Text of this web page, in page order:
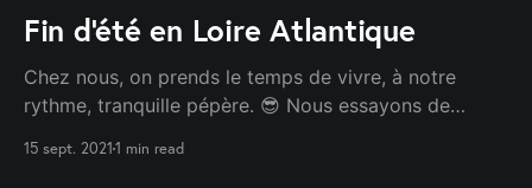
Fin d'été en Loire Atlantique
Chez nous, on prends le temps de vivre, à notre
rythme, tranquille pépère. 😎 Nous essayons de
régulièrement possible. La dernière a été de se faire
15 sept. 20211 min read